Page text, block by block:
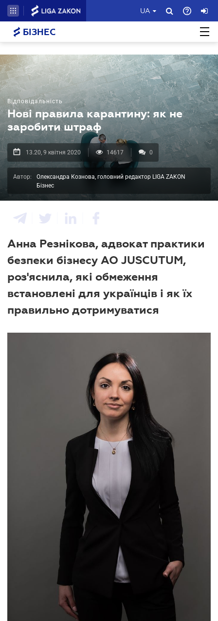
UA
БІЗНЕС
Відповідальність
Нові правила карантину: як не
заробити штраф
13.20, 9 квітня 2020 14617 0
Автор:
Олександра Кознова, головний редактор LIGA ZAKON
Бізнес
Анна Резнікова, адвокат практики
безпеки бізнесу АО JUSCUTUM,
роз'яснила, які обмеження
встановлені для українців і як їх
правильно дотримуватися